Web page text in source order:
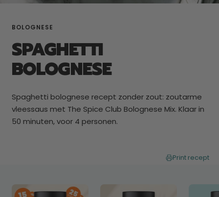
BOLOGNESE
SPAGHETTI
BOLOGNESE
Spaghetti bolognese recept zonder zout: zoutarme
vleessaus met The Spice Club Bolognese Mix. Klaar in
50 minuten, voor 4 personen.
Print recept